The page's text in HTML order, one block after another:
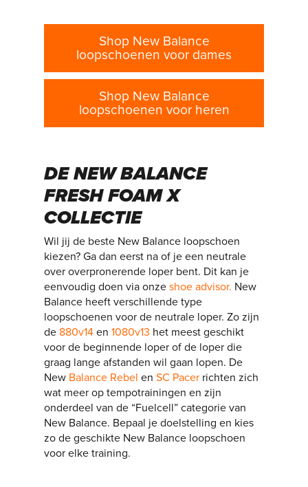
Shop New Balance
loopschoenen voor dames
Shop New Balance
loopschoenen voor heren
DE NEW BALANCE
FRESH FOAM X
COLLECTIE
Wil jij de beste New Balance loopschoen
kiezen? Ga dan eerst na of je een neutrale
over overpronerende loper bent. Dit kan je
eenvoudig doen via onzeshoe advisor. New
Balance heeft verschillende type
loopschoenen voor de neutrale loper. Zo zijn
de 880v14 en1080v13 het meest geschikt
voor de beginnende loper of de loper die
graag lange afstanden wil gaan lopen. De
New Balance Rebel enSC Pacer richten zich
wat meer op tempotrainingen en zijn
onderdeel van de “Fuelcell” categorie van
New Balance. Bepaal je doelstelling en kies
zo de geschikte New Balance loopschoen
voor elke training.